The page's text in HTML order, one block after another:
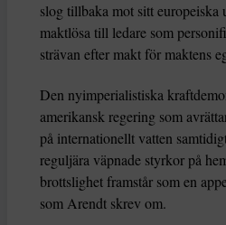
slog tillbaka mot sitt europeiska
maktlösa till ledare som
strävan efter makt för maktens
Den nyimperialistiska
amerikansk regering som
på internationellt vatten
reguljära väpnade styrkor på
brottslighet framstår som en
som Arendt skrev om.